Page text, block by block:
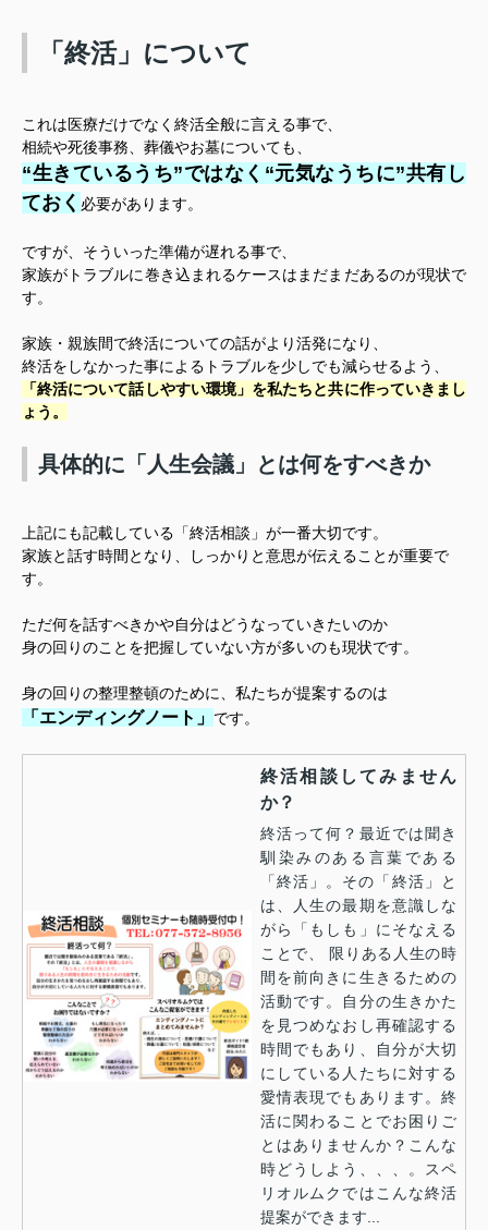
「終活」について
これは医療だけでなく終活全般に言える事で、
相続や死後事務、葬儀やお墓についても、
“生きているうち”ではなく “元気なうちに”共有し
ておく 必要があります。
ですが、そういった準備が遅れる事で、
家族がトラブルに巻き込まれるケースはまだまだあるのが現状で
す。
家族・親族間で終活についての話がより活発になり、
終活をしなかった事によるトラブルを少しでも減らせるよう、
「終活について話しやすい環境」を私たちと共に作っていきまし
ょう。
具体的に「人生会議」とは何をすべきか
上記にも記載している「終活相談」が一番大切です。
家族と話す時間となり、しっかりと意思が伝えることが重要で
す。
ただ何を話すべきかや自分はどうなっていきたいのか
身の回りのことを把握していない方が多いのも現状です。
身の回りの整理整頓のために、私たちが提案するのは
「エンディングノート」 です。
終活相談してみません
か？
終活って何？最近では聞き
馴染みのある言葉である
「終活」。その「 終活」と
は、人生の最期を意識しな
がら「もしも」にそなえる
ことで、 限りある人生の時
間を前向きに生きるための
活動です。自分の生きかた
を見つめなおし再確認する
時間でもあり、自分が大切
にしている人たちに対する
愛情表現でもあります。終
活に関わることでお困りご
とはありませんか？こんな
時どうしよう、、、。スペ
リオルムクではこんな終活
提案ができます...